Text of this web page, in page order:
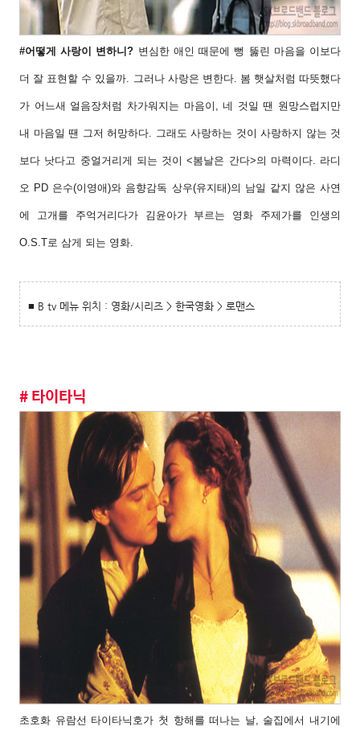
#어떻게 사랑이 변하니? 변심한 애인 때문에 뻥 뚫린 마음을 이보다
더 잘 표현할 수 있을까. 그러나 사랑은 변한다. 봄 햇살처럼 따뜻했다
가 어느새 얼음장처럼 차가워지는 마음이, 네 것일 땐 원망스럽지만
내 마음일 땐 그저 허망하다. 그래도 사랑하는 것이 사랑하지 않는 것
보다 낫다고 중얼거리게 되는 것이 <봄날은 간다>의 마력이다. 라디
오 PD 은수(이영애)와 음향감독 상우(유지태)의 남일 같지 않은 사연
에 고개를 주억거리다가 김윤아가 부르는 영화 주제가를 인생의
O.S.T로 삼게 되는 영화.
■ B tv 메뉴 위치 : 영화/시리즈 > 한국영화 > 로맨스
# 타이타닉
초호화 유람선 타이타닉호가 첫 항해를 떠나는 날, 술집에서 내기에